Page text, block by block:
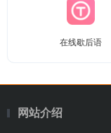
在线歇后语
网站介绍